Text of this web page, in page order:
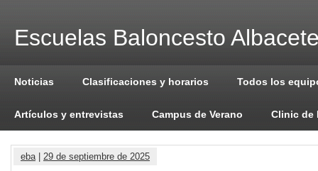
Escuelas Baloncesto
Noticias Clasificaciones y horarios Todos los
Artículos y entrevistas Campus de Verano Clinic de
eba| 29 de septiembre de 2025